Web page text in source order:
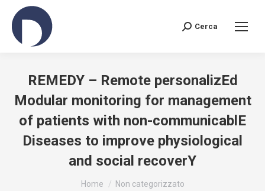
Search:
Cerca
REMEDY – Remote personalizEd
Modular monitoring for management
of patients with non-communicablE
Diseases to improve physiological
and social recoverY
Home
Non categorizzato